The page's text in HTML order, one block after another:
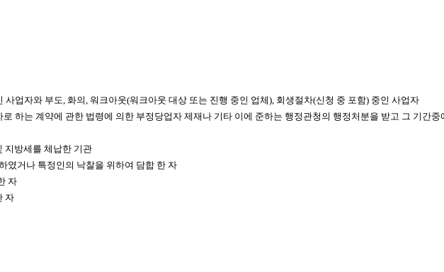
업자와 부도, 화의, 워크아웃(워크아웃 대상 또는 진행 중인 업체), 회생절차(신청 중 포함) 중인 사업자
하는 계약에 관한 법령에 의한 부정당업자 제재나 기타 이에 준하는 행정관청의 행정처분을 받고 그 기간중
지방세를 체납한 기관
였거나 특정인의 낙찰을 위하여 담합 한 자
자
자